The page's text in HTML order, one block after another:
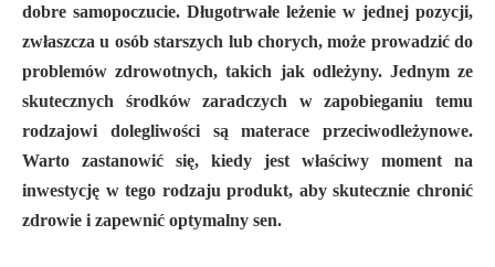
dobre samopoczucie. Długotrwałe leżenie w jednej pozycji,
zwłaszcza u osób starszych lub chorych, może prowadzić do
problemów zdrowotnych, takich jak odleżyny. Jednym ze
skutecznych środków zaradczych w zapobieganiu temu
rodzajowi dolegliwości są materace przeciwodleżynowe.
Warto zastanowić się, kiedy jest właściwy moment na
inwestycję w tego rodzaju produkt, aby skutecznie chronić
zdrowie i zapewnić optymalny sen.